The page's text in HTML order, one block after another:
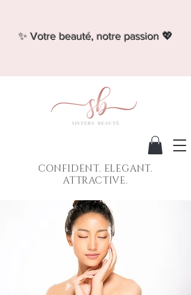
✨ Votre beauté, notre passion 💖
CONFIDENT. ELEGANT.
ATTRACTIVE.